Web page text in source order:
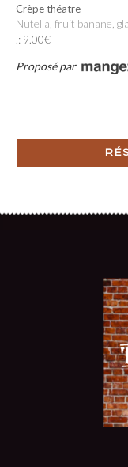
Crèpe théatre
Nutella, fruit banane,
.: 9.00€
Proposé par